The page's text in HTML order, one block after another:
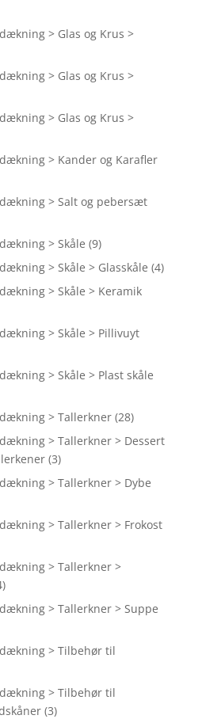
> Glas og Krus >
> Glas og Krus >
> Glas og Krus >
> Kander og Karafler
> Salt og pebersæt
> Skåle (9)
> Skåle > Glasskåle (4)
> Skåle > Keramik
> Skåle > Pillivuyt
> Skåle > Plast skåle
> Tallerkner (28)
> Tallerkner > Dessert
(3)
> Tallerkner > Dybe
> Tallerkner > Frokost
> Tallerkner >
> Tallerkner > Suppe
> Tilbehør til
> Tilbehør til
(3)